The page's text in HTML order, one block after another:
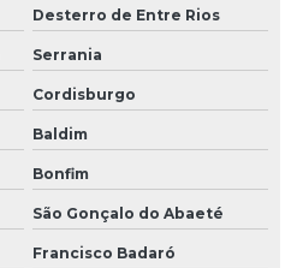
Desterro de Entre Rios
Serrania
Cordisburgo
Baldim
Bonfim
São Gonçalo do Abaeté
Francisco Badaró